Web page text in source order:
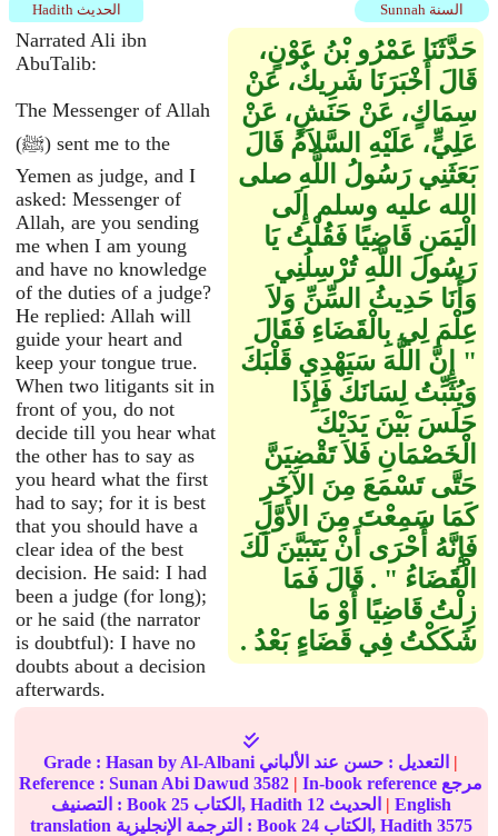
Sunnah السنة Hadith الحديث
Narrated Ali ibn
AbuTalib:
The Messenger of Allah
(ﷺ) sent me to the
Yemen as judge, and I
asked: Messenger of
Allah, are you sending
me when I am young
and have no knowledge
of the duties of a judge?
He replied: Allah will
guide your heart and
keep your tongue true.
When two litigants sit in
front of you, do not
decide till you hear what
the other has to say as
you heard what the first
had to say; for it is best
that you should have a
clear idea of the best
decision. He said: I had
been a judge (for long);
or he said (the narrator
is doubtful): I have no
doubts about a decision
afterwards.
حَدَّثَنَا عَمْرُو بْنُ عَوْنٍ،
قَالَ أَخْبَرَنَا شَرِيكٌ، عَنْ
سِمَاكٍ، عَنْ حَنَشٍ، عَنْ
عَلِيٍّ، عَلَيْهِ السَّلاَمُ قَالَ
بَعَثَنِي رَسُولُ اللَّهِ صلى
الله عليه وسلم إِلَى
الْيَمَنِ قَاضِيًا فَقُلْتُ يَا
رَسُولَ اللَّهِ تُرْسِلُنِي
وَأَنَا حَدِيثُ السِّنِّ وَلاَ
عِلْمَ لِي بِالْقَضَاءِ فَقَالَ ‏
"‏ إِنَّ اللَّهَ سَيَهْدِي قَلْبَكَ
وَيُثَبِّتُ لِسَانَكَ فَإِذَا
جَلَسَ بَيْنَ يَدَيْكَ
الْخَصْمَانِ فَلاَ تَقْضِيَنَّ
حَتَّى تَسْمَعَ مِنَ الآخَرِ
كَمَا سَمِعْتَ مِنَ الأَوَّلِ
فَإِنَّهُ أَحْرَى أَنْ يَتَبَيَّنَ لَكَ
الْقَضَاءُ ‏"‏ ‏.‏ قَالَ فَمَا
زِلْتُ قَاضِيًا أَوْ مَا
شَكَكْتُ فِي قَضَاءٍ بَعْدُ ‏.‏
Grade :Hasan by Al-Albani التعديل : حسن
|
Reference :Sunan Abi Dawud 3582 | In-book reference مرجع
التصنيف : Book 25 الكتاب, Hadith 12 | English
translation الترجمة الإنجليزية : Book 24 الكتاب, Hadith 3575